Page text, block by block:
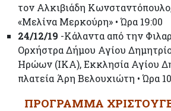
τον Αλκιβιάδη
«Μελίνα Μερκούρη» • Ώρα 19:00
24/12/19 -Κάλαντα από την
Ορχήστρα Δήμου Αγίου
Ηρώων (ΙΚΑ), Εκκλησία Αγίου
πλατεία Άρη Βελουχιώτη • Ώρα
ΠΡΟΓΡΑΜΜΑ